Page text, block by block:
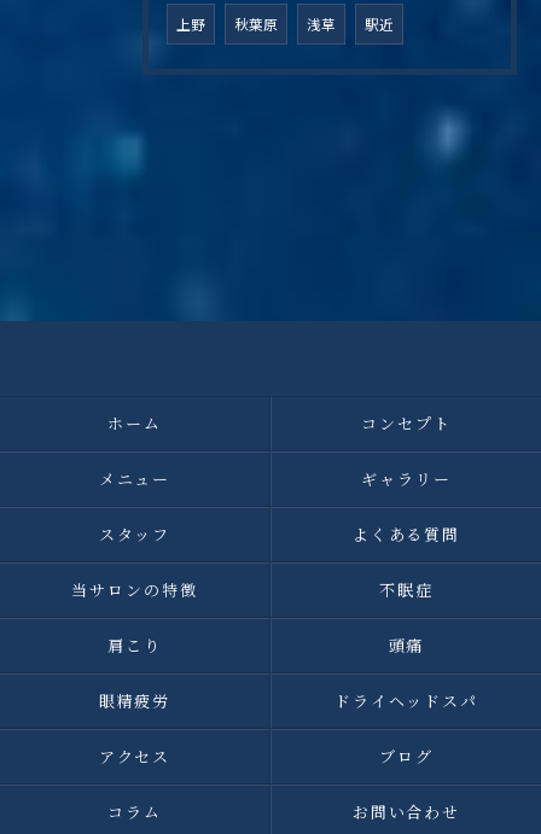
上野 秋葉原 浅草 駅近
ホーム コンセプト
メニュー ギャラリー
スタッフ よくある質問
当サロンの特徴 不眠症
肩こり 頭痛
眼精疲労 ドライヘッドスパ
アクセス ブログ
コラム お問い合わせ